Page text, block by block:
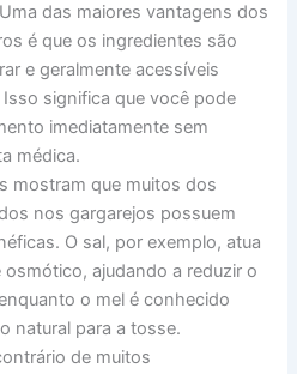
das maiores vantagens dos
é que os ingredientes são
e geralmente acessíveis
significa que você pode
imediatamente sem
médica.
mostram que muitos dos
nos gargarejos possuem
O sal, por exemplo, atua
ajudando a reduzir o
o mel é conhecido
natural para a tosse.
de muitos